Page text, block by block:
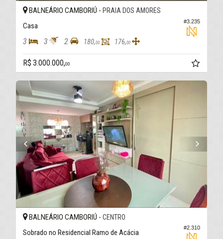
#3.235
BALNEÁRIO CAMBORIÚ - PRAIA DOS AMORES
Casa
3 3 2 180,00 176,00
R$ 3.000.000,00
#2.310
BALNEÁRIO CAMBORIÚ - CENTRO
Sobrado no Residencial Ramo de Acácia